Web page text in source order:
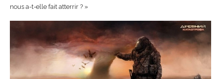
nous a-t-elle fait atterrir ? »